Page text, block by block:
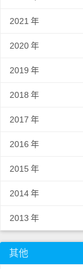
2021 年
2020年
2019 年
2018 年
2017 年
2016 年
2015 年
2014年
2013 年
其他